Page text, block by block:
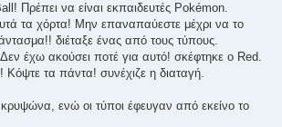
Πρέπει να είναι εκπαιδευτές Pokémon.
τα χόρτα! Μην επαναπαύεστε μέχρι να το
διέταξε ένας από τους τύπους.
έχω ακούσει ποτέ για αυτό! σκέφτηκε ο Red.
Κόψτε τα πάντα! συνέχιζε η διαταγή.
ενώ οι τύποι έφευγαν από εκείνο το